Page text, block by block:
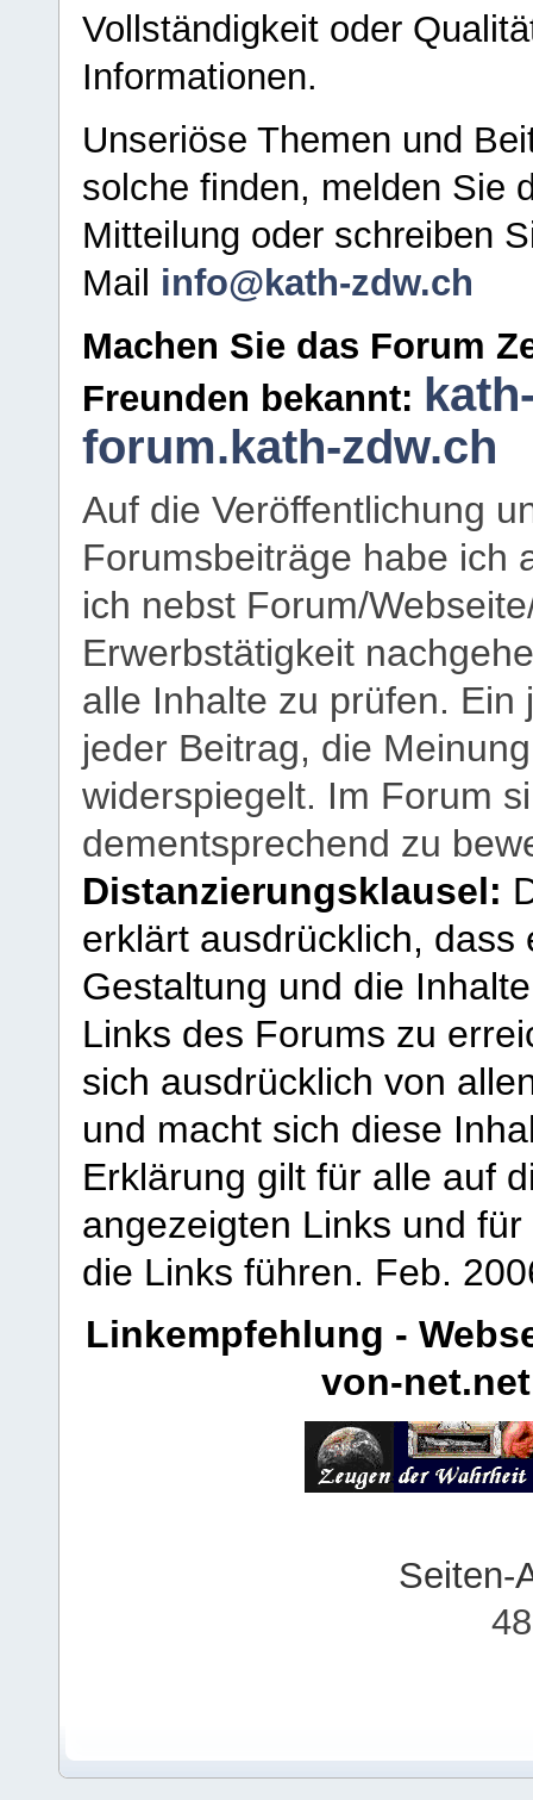
Vollständigkeit oder
Informationen.
Unseriöse Themen und
solche finden, melden Sie
Mitteilung oder schreiben
Mail info@kath-zdw.ch
Machen Sie das Forum
Freunden bekannt:
forum.kath-zdw.ch
Auf die Veröffentlichung
Forumsbeiträge habe ich
ich nebst Forum/
Erwerbstätigkeit
alle Inhalte zu prüfen.
jeder Beitrag, die
widerspiegelt. Im Forum
dementsprechend zu
Distanzierungsklausel:
erklärt ausdrücklich,
Gestaltung und die
Links des Forums zu
sich ausdrücklich von
und macht sich diese
Erklärung gilt für alle auf
angezeigten Links und
die Links führen. Feb.
Linkempfehlung -
von-net.net
Seiten-